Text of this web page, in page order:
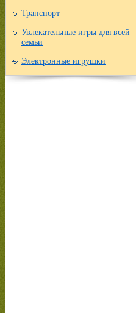
Транспорт
Увлекательные игры для всей
семьи
Электронные игрушки